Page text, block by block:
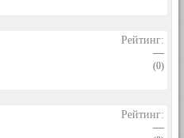
Рейтинг:
—
(0)
Рейтинг:
—